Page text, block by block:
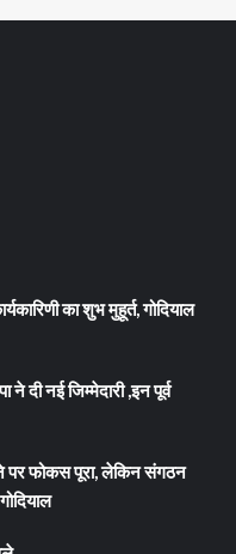
का शुभ मुहूर्त, गोदियाल
दी नई जिम्मेदारी ,इन पूर्व
पर फोकस पूरा, लेकिन संगठन